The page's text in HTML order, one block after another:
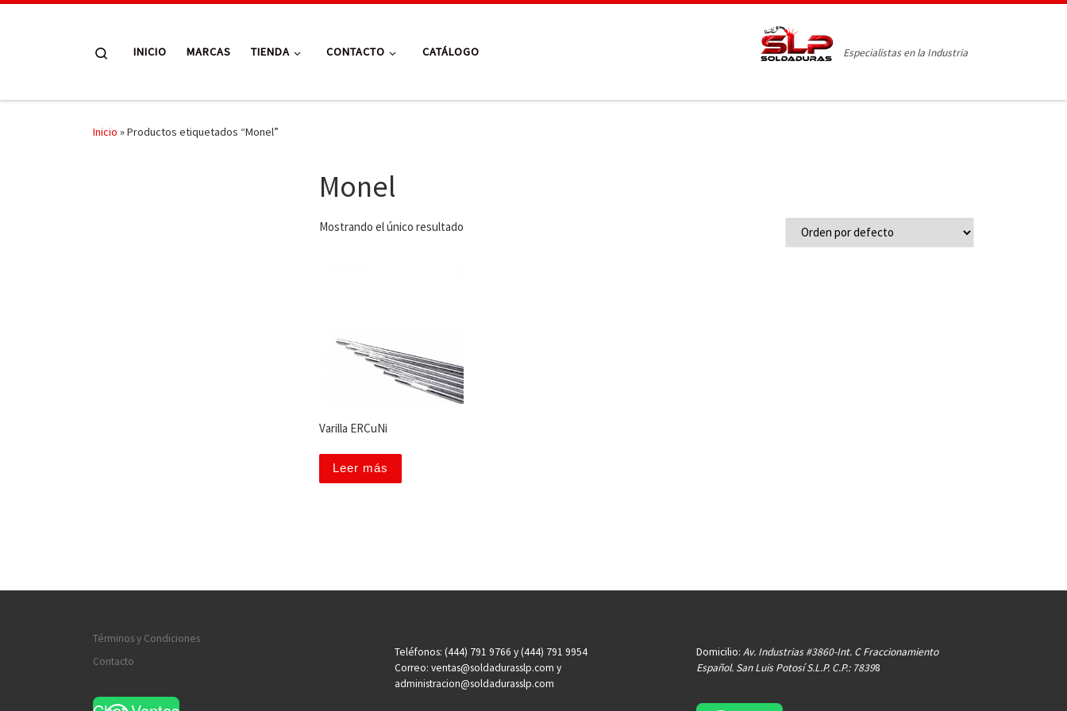
Especialistas en la Industria
INICIO MARCAS TIENDA CONTACTO CATÁLOGO
Search
Inicio »Productos etiquetados “Monel”
Monel
Mostrando el único resultado
Varilla ERCuNi
Leer más
Términos y Condiciones
Contacto
Teléfonos: (444) 791 9766 y (444) 791 9954
Correo: ventas@soldadurasslp.com y
administracion@soldadurasslp.com
Domicilio: Av. Industrias #3860-Int. C Fraccionamiento
Español. San Luis Potosí S.L.P. C.P.: 78398